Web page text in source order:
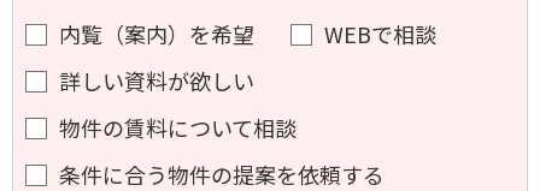
内覧（案内）を希望
WEBで相談
詳しい資料が欲しい
物件の賃料について相談
条件に合う物件の提案を依頼する